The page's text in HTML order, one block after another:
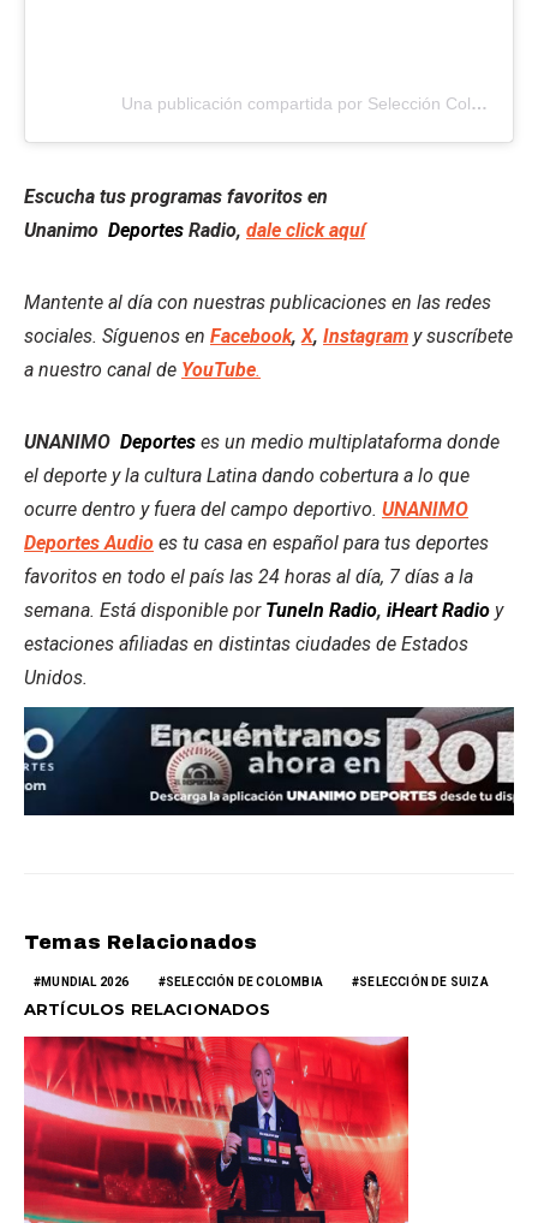
Una publicación compartida por Selección Colombia (@fcfseleccioncol)
Escucha tus programas favoritos en
Unanimo Deportes Radio, dale click aquí
Mantente al día con nuestras publicaciones en las redes
sociales. Síguenos en Facebook, X, Instagram y suscríbete
a nuestro canal de YouTube.
UNANIMO Deportes es un medio multiplataforma donde
el deporte y la cultura Latina dando cobertura a lo que
ocurre dentro y fuera del campo deportivo. UNANIMO
Deportes Audio es tu casa en español para tus deportes
favoritos en todo el país las 24 horas al día, 7 días a la
semana. Está disponible por TuneIn Radio, iHeart Radio y
estaciones afiliadas en distintas ciudades de Estados
Unidos.
Temas Relacionados
MUNDIAL 2026 SELECCIÓN DE COLOMBIA SELECCIÓN DE SUIZA
ARTÍCULOS RELACIONADOS